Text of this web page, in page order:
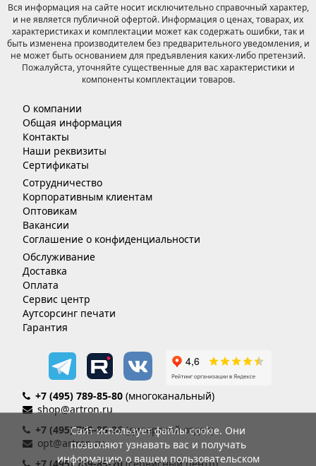
Вся информация на сайте носит исключительно справочный характер,
и не является публичной офертой. Информация о ценах, товарах, их
характеристиках и комплектации может как содержать ошибки, так и
быть изменена производителем без предварительного уведомления, и
не может быть основанием для предъявления каких-либо претензий.
Пожалуйста, уточняйте существенные для вас характеристики и
компоненты комплектации товаров.
О компании
Общая информация
Контакты
Наши реквизиты
Сертификаты
Сотрудничество
Корпоративным клиентам
Оптовикам
Вакансии
Соглашение о конфиденциальности
Обслуживание
Доставка
Оплата
Сервис центр
Аутсорсинг печати
Гарантия
+7 (495) 789-85-80 (многоканальный)
shop@artron.ru
+7 (495) 789-85-86(дилерский отдел)
opt@artron.ru
Сайт использует файлы cookie. Они
позволяют узнавать вас и получать
информацию о вашем пользовательском